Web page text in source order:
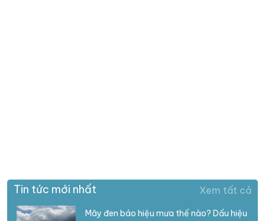
Tin tức mới nhất Xem tất cả
Mây đen báo hiệu mưa thế nào? Dấu hiệu